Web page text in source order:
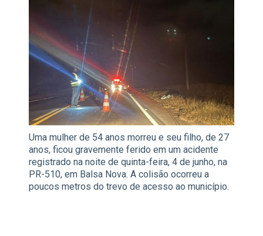
Uma mulher de 54 anos morreu e seu filho, de 27
anos, ficou gravemente ferido em um acidente
registrado na noite de quinta-feira, 4 de junho, na
PR-510, em Balsa Nova. A colisão ocorreu a
poucos metros do trevo de acesso ao município.